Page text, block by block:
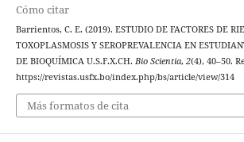
Cómo citar
Barrientos, C. E. (2019). ESTUDIO DE FACTORES DE
TOXOPLASMOSIS Y SEROPREVALENCIA EN
DE BIOQUÍMICA U.S.F.X.CH. Bio Scientia, 2(4), 40–50.
https://revistas.usfx.bo/index.php/bs/article/view/314
Más formatos de cita